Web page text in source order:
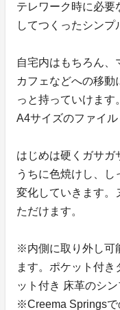
テレワーク時に必要
してつくったシンプ
自宅内はもちろん
カフェなどへの移動
っと持っていけます。
A4サイズのファイル
はじめは硬くガサガ
うちに色焼けし、し
変化していきます。
ただけます。
※内側に取り外し可
ます。ポケット付
ット付き 床革のシ
※Creema Springsで